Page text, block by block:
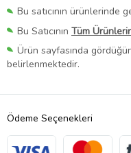
Bu satıcının ürünlerinde
Bu Satıcının Tüm
Ürün sayfasında
belirlenmektedir.
Ödeme Seçenekleri